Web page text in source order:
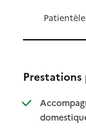
Prestations
::